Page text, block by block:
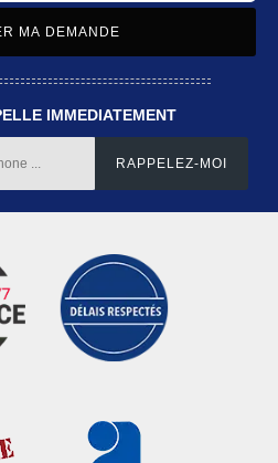
IMMEDIATEMENT